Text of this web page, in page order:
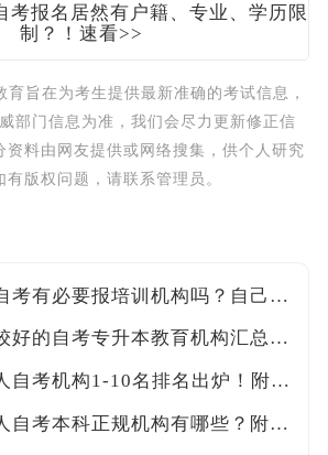
考报名居然有户籍、专业、学历限
制？！速看>>
育旨在为考生提供最新准确的考试信息，
部门信息为准，我们会尽力更新修正信
资料由网友提供或网络搜集，供个人研究
有版权问题，请联系管理员。
2026广州小自考有必要报培训机构吗？自己能报名吗？附官方入口与报考流程详解！
2026全国比较好的自考专升本教育机构汇总！附口碑甄别技巧与报班注意事项
2026全国成人自考机构1-10名排名出炉！附正规资质核查与避坑指南
2026全国成人自考本科正规机构有哪些？附各省办学许可查询入口及甄别方法